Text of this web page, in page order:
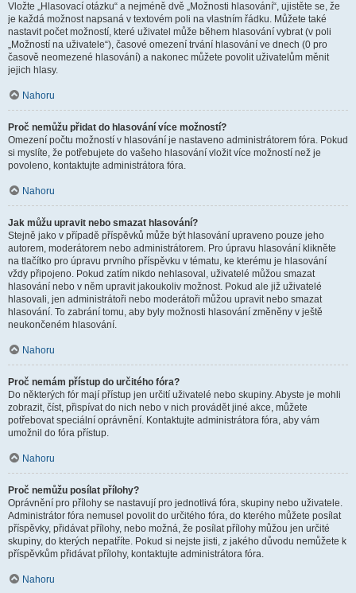
Vložte „Hlasovací otázku“ a nejméně dvě „Možnosti hlasování“, ujistěte se, že
je každá možnost napsaná v textovém poli na vlastním řádku. Můžete také
nastavit počet možností, které uživatel může během hlasování vybrat (v poli
„Možností na uživatele“), časové omezení trvání hlasování ve dnech (0 pro
časově neomezené hlasování) a nakonec můžete povolit uživatelům měnit
jejich hlasy.
Nahoru
Proč nemůžu přidat do hlasování více možností?
Omezení počtu možností v hlasování je nastaveno administrátorem fóra. Pokud
si myslíte, že potřebujete do vašeho hlasování vložit více možností než je
povoleno, kontaktujte administrátora fóra.
Nahoru
Jak můžu upravit nebo smazat hlasování?
Stejně jako v případě příspěvků může být hlasování upraveno pouze jeho
autorem, moderátorem nebo administrátorem. Pro úpravu hlasování klikněte
na tlačítko pro úpravu prvního příspěvku v tématu, ke kterému je hlasování
vždy připojeno. Pokud zatím nikdo nehlasoval, uživatelé můžou smazat
hlasování nebo v něm upravit jakoukoliv možnost. Pokud ale již uživatelé
hlasovali, jen administrátoři nebo moderátoři můžou upravit nebo smazat
hlasování. To zabrání tomu, aby byly možnosti hlasování změněny v ještě
neukončeném hlasování.
Nahoru
Proč nemám přístup do určitého fóra?
Do některých fór mají přístup jen určití uživatelé nebo skupiny. Abyste je mohli
zobrazit, číst, přispívat do nich nebo v nich provádět jiné akce, můžete
potřebovat speciální oprávnění. Kontaktujte administrátora fóra, aby vám
umožnil do fóra přístup.
Nahoru
Proč nemůžu posílat přílohy?
Oprávnění pro přílohy se nastavují pro jednotlivá fóra, skupiny nebo uživatele.
Administrátor fóra nemusel povolit do určitého fóra, do kterého můžete posílat
příspěvky, přidávat přílohy, nebo možná, že posílat přílohy můžou jen určité
skupiny, do kterých nepatříte. Pokud si nejste jisti, z jakého důvodu nemůžete k
příspěvkům přidávat přílohy, kontaktujte administrátora fóra.
Nahoru